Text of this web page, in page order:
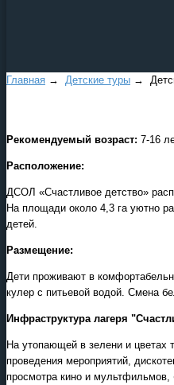
Главная → Детские туры →
Рекомендуемый возраст: 7-16
Расположение:
ДСОЛ «Счастливое детство»
На площади около 4,3 га уютно
детей.
Размещение:
Дети проживают в
кулер с питьевой водой. Смена
Инфраструктура лагеря
На утопающей в зелени и цветах
проведения мероприятий,
просмотра кино и мультфильмов,